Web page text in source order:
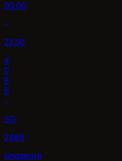
00.00
23.50
4
0
8
6
SG
2469
singapore